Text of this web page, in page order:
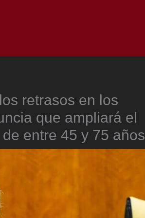
retrasos en los
que ampliará el
entre 45 y 75 años